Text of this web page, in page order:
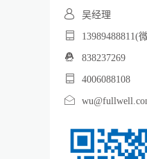
吴经理
13989488811(
838237269
4006088108